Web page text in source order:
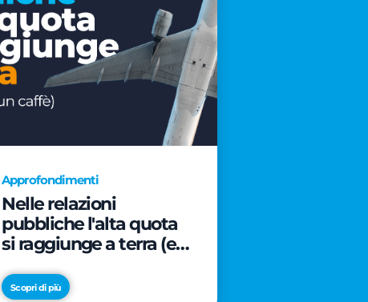
Approfondimenti
Nelle relazioni
pubbliche l'alta quota
si raggiunge a terra (e
Scopri di più